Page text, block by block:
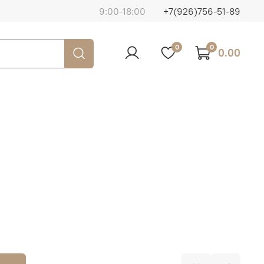
9:00-18:00 +7(926)756-51-89
0 0 0.00